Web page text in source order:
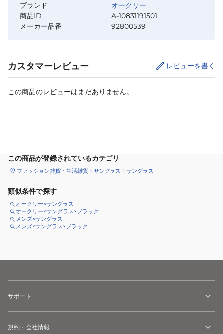
ブランド
オークリー
商品ID
A-10831191501
メーカー品番
92800539
カスタマーレビュー レビューを書く
この商品のレビューはまだありません。
この商品が登録されているカテゴリ
ファッション雑貨・生活雑貨 サングラス サングラス
類似条件で探す
オークリー×サングラス
オークリー×サングラス×ブラック
メンズ×サングラス
メンズ×サングラス×ブラック
サポート
規約・会社情報